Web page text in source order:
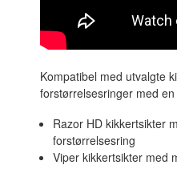
Kompatibel med utvalgte
forstørrelsesringer med
Razor HD kikkertsikter
forstørrelsesring
Viper kikkertsikter med